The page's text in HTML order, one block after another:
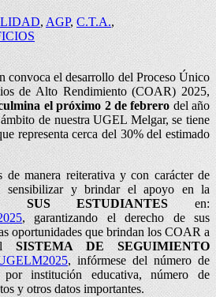
, AGP, C.T.A.,
convoca el desarrollo del Proceso Único
de Alto Rendimiento (COAR) 2025,
el próximo 2 de febrerodel año
de nuestra UGEL Melgar, se tiene
representa cerca del 30% del estimado
de manera reiterativa y con carácter de
sensibilizar y brindar el apoyo en la
SUS ESTUDIANTES en:
, garantizando el derecho de sus
oportunidades que brindan los COAR a
SISTEMA DE SEGUIMIENTO
, infórmese del número de
institución educativa, número de
y otros datos importantes.